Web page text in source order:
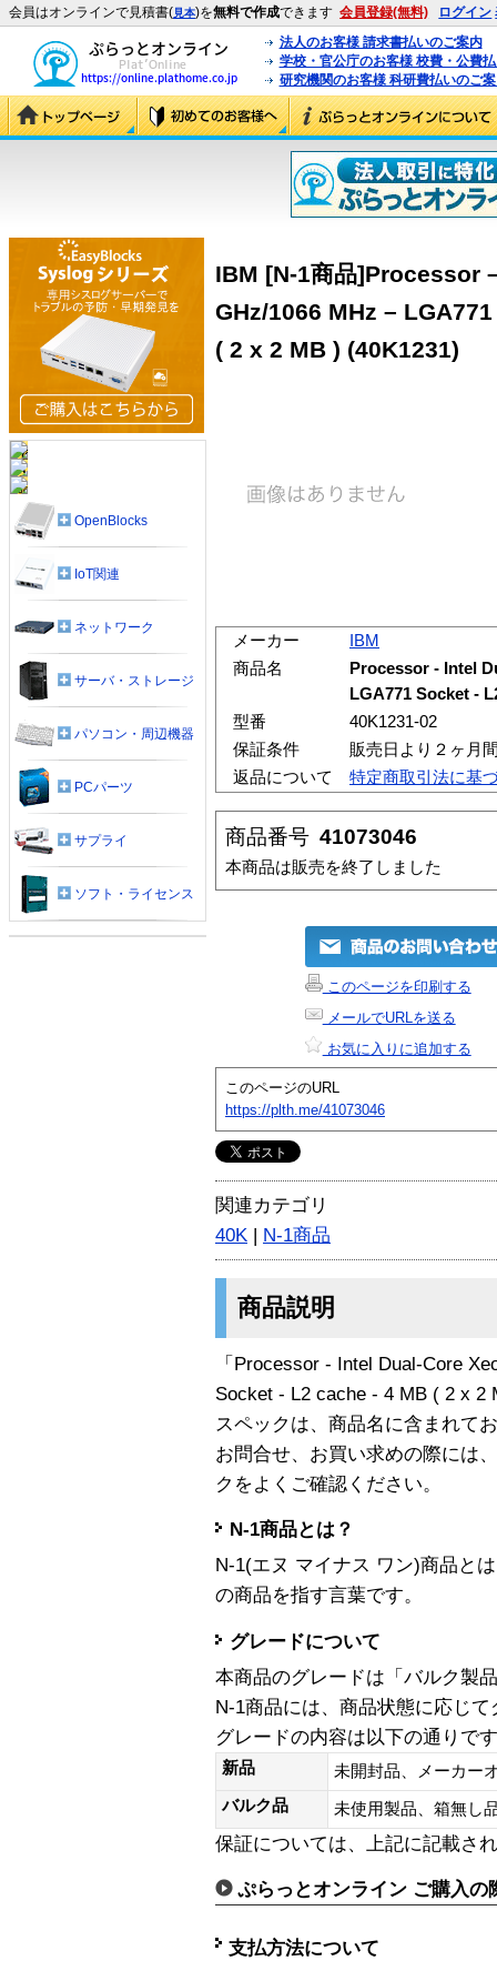
会員はオンラインで見積書(見本)を無料で作成できます 会員登録(無料) ログイン
法人のお客様 請求書払いのご案内
学校・官公庁のお客様 校費・公費
研究機関のお客様 科研費払いのご
IBM [N-1商品]Processor
GHz/1066 MHz –
( 2 x 2 MB ) (40K1231)
メーカー
IBM
商品名
Processor - Intel
LGA771 Socket -
型番
40K1231-02
保証条件
販売日より２ヶ月
返品について
特定商取引法に基
商品番号 41073046
本商品は販売を終了しました
このページを印刷する
メールでURLを送る
お気に入りに追加する
このページのURL
https://plth.me/41073046
関連カテゴリ
40K | N-1商品
商品説明
「Processor - Intel Dual-Core
Socket - L2 cache - 4 MB ( 2 x 2
スペックは、商品名に含まれて
お問合せ、お買い求めの際には
クをよくご確認ください。
N-1商品とは？
N-1(エヌ マイナス ワン)商品と
の商品を指す言葉です。
グレードについて
本商品のグレードは「バルク製
N-1商品には、商品状態に応じ
グレードの内容は以下の通りで
新品
未開封品、メーカー
バルク品
未使用製品、箱無
保証については、上記に記載さ
ぷらっとオンライン ご購入の
支払方法について
OpenBlocks
IoT関連
ネットワーク
サーバ・ストレージ
パソコン・周辺機器
PCパーツ
サプライ
ソフト・ライセンス